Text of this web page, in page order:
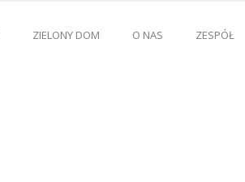
ZIELONY DOM O NAS ZESPÓŁ